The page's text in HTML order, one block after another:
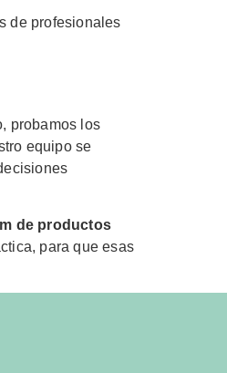
de profesionales
probamos los
equipo se
de productos
para que esas